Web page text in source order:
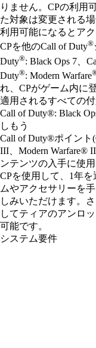
りません。CPの利用
た対象は変更される
利用可能になるとア
CPを他のCall of Duty®
Duty®: Black Ops 7、
Duty®: Modern Warfare
れ、CPがゲーム内に
適用されるすべての
Call of Duty®: Black
しもう
Call of Duty®ポイント
III、Modern Warfare®
ンテンツの入手に使
CPを使用して、1年
ムやアクセサリーを
しみいただけます。
してティアのアンロ
可能です。
システム要件